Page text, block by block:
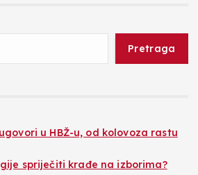
Pretraga
u HBŽ-u, od kolovoza rastu
spriječiti krađe na izborima?